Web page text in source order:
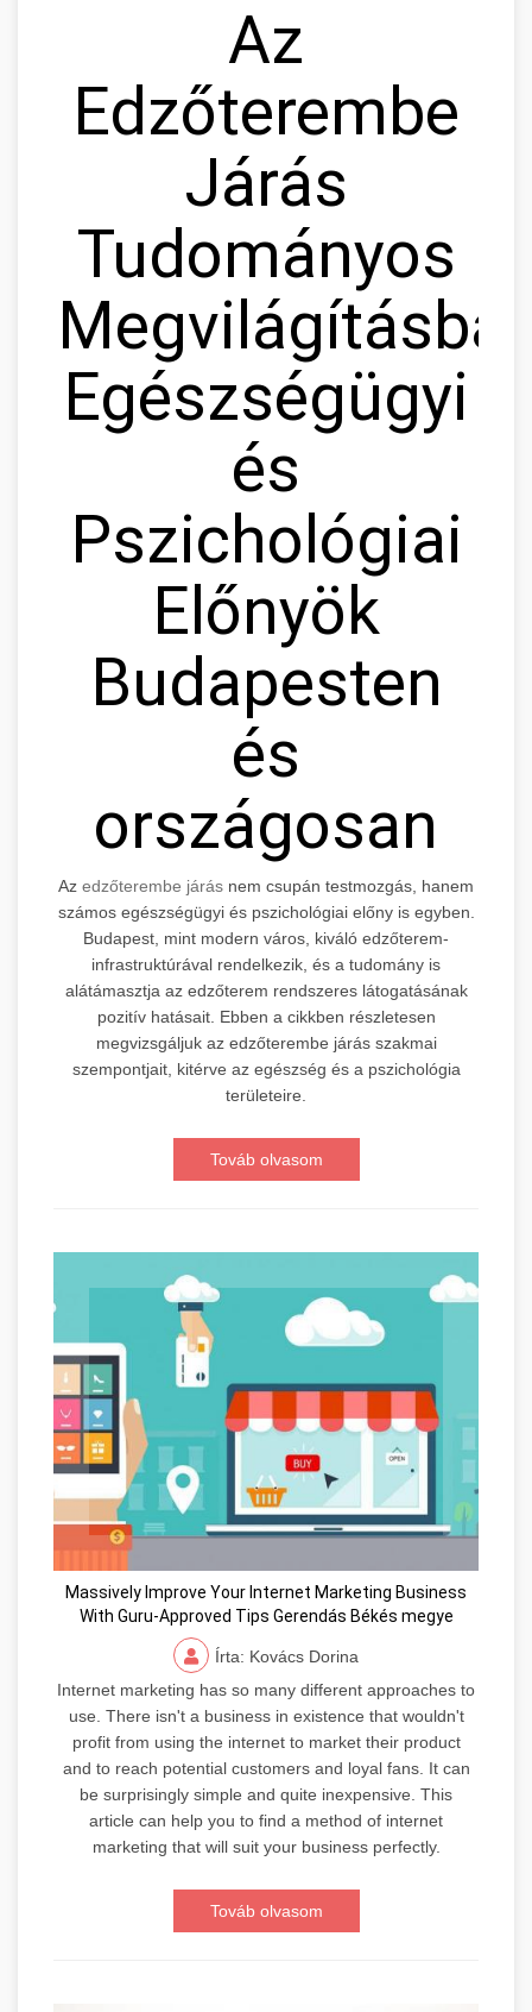
Az
Edzőterembe
Járás
Tudományos
Egészségügyi
és
Pszichológiai
Előnyök
Budapesten
és
országosan
Az edzőterembe járás nem csupán testmozgás, hanem
számos egészségügyi és pszichológiai előny is egyben.
Budapest, mint modern város, kiváló edzőterem-
infrastruktúrával rendelkezik, és a tudomány is
alátámasztja az edzőterem rendszeres látogatásának
pozitív hatásait. Ebben a cikkben részletesen
megvizsgáljuk az edzőterembe járás szakmai
szempontjait, kitérve az egészség és a pszichológia
területeire.
Továb olvasom
Massively Improve Your Internet Marketing Business
With Guru-Approved Tips Gerendás Békés megye
Írta: Kovács Dorina
Internet marketing has so many different approaches to
use. There isn't a business in existence that wouldn't
profit from using the internet to market their product
and to reach potential customers and loyal fans. It can
be surprisingly simple and quite inexpensive. This
article can help you to find a method of internet
marketing that will suit your business perfectly.
Továb olvasom